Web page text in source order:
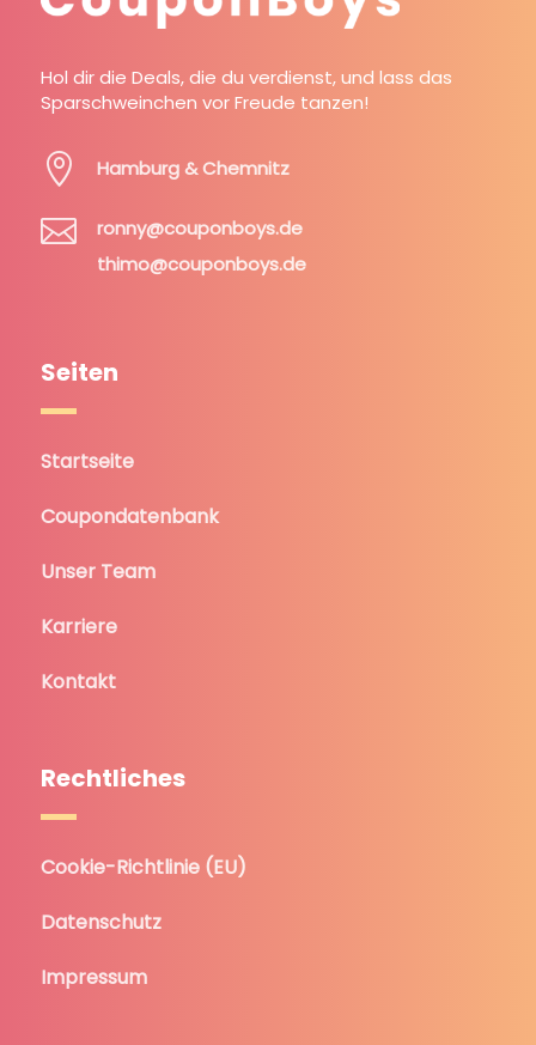
Hol dir die Deals, die du verdienst, und lass das
Sparschweinchen vor Freude tanzen!
 Hamburg & Chemnitz

ronny@couponboys.de
thimo@couponboys.de
Seiten
Startseite
Coupondatenbank
Unser Team
Karriere
Kontakt
Rechtliches
Cookie-Richtlinie (EU)
Datenschutz
Impressum